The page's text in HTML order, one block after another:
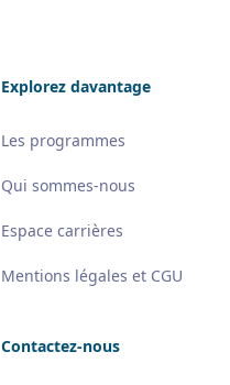
Explorez davantage
Les programmes
Qui sommes-nous
Espace carrières
Mentions légales et CGU
Contactez-nous